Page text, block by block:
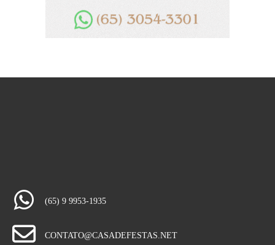
(65) 9 9953-1935
CONTATO@CASADEFESTAS.NET